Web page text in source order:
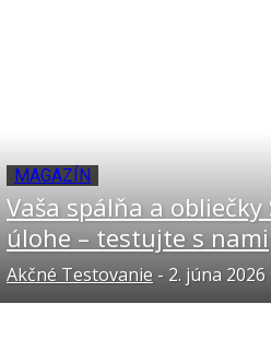
MAGAZÍN
Vaša spálňa a
úlohe – testujte s nami
Akčné Testovanie - 2. júna 2026